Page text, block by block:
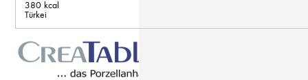
380 kcal
Türkei